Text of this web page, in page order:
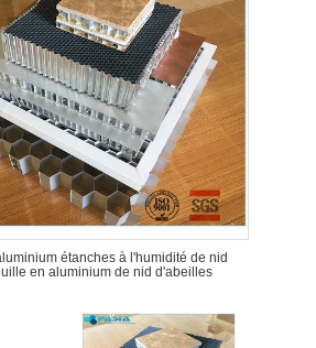
étanches à l'humidité de nid
en aluminium de nid d'abeilles